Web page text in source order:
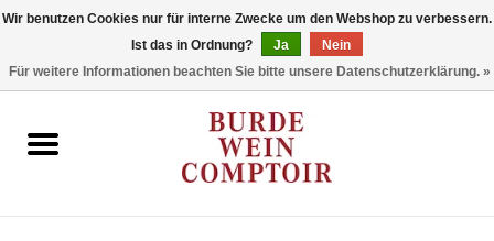
Wir benutzen Cookies nur für interne Zwecke um den Webshop zu verbessern.
Ist das in Ordnung?
Ja
Nein
Für weitere Informationen beachten Sie bitte unsere Datenschutzerklärung. »